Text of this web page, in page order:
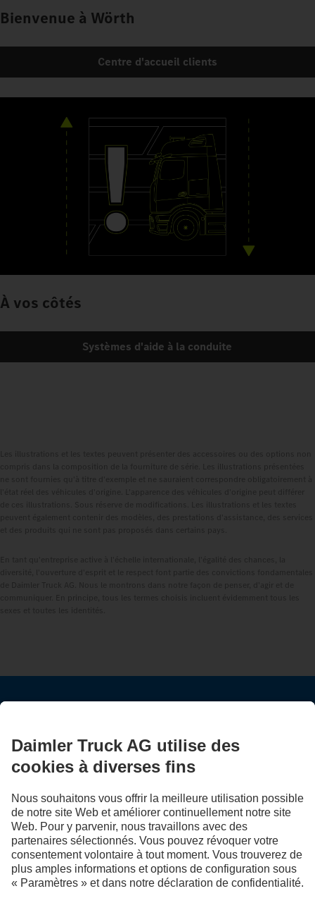
Bienvenue à Wörth
Centre d'accueil clients
À vos côtés
Systèmes d'aide à la conduite
RESTEZ EN CONTACT.
numériques.
LANGUAGE
EN
FR